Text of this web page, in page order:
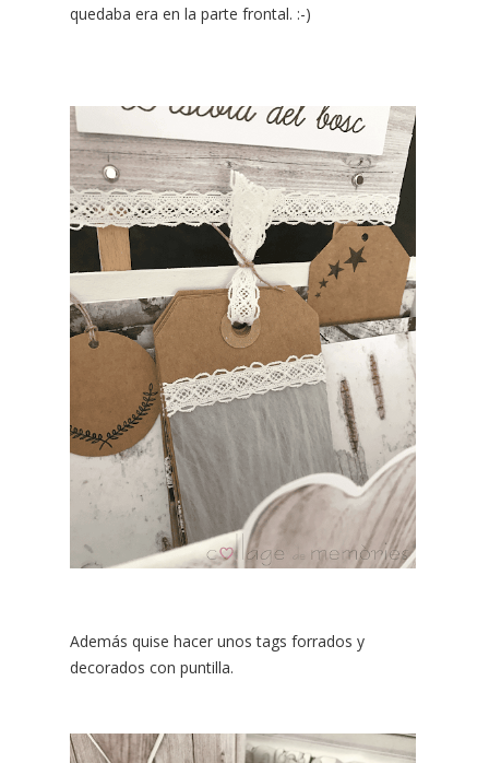
quedaba era en la parte frontal. :-)
Además quise hacer unos tags forrados y
decorados con puntilla.